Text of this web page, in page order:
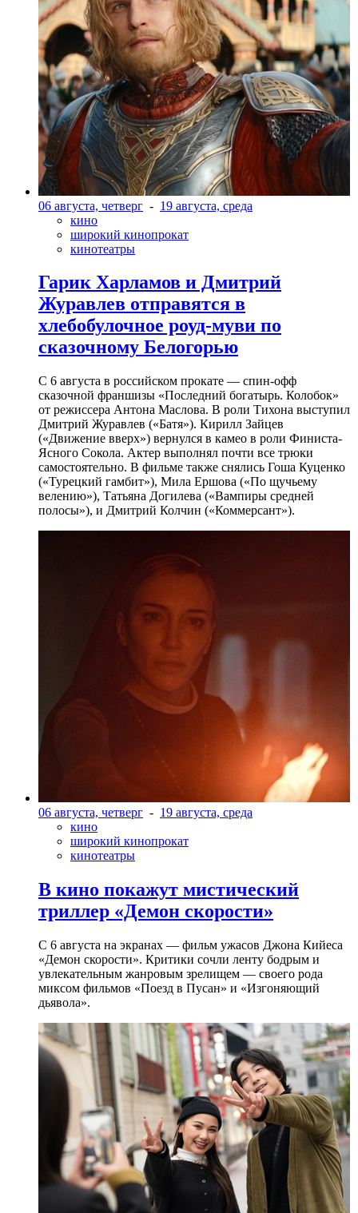
06 августа, четверг - 19 августа, среда
кино
широкий кинопрокат
кинотеатры
Гарик Харламов и Дмитрий
Журавлев отправятся в
хлебобулочное роуд-муви по
сказочному Белогорью
С 6 августа в российском прокате — спин-офф
сказочной франшизы «Последний богатырь. Колобок»
от режиссера Антона Маслова. В роли Тихона выступил
Дмитрий Журавлев («Батя»). Кирилл Зайцев
(«Движение вверх») вернулся в камео в роли Финиста-
Ясного Сокола. Актер выполнял почти все трюки
самостоятельно. В фильме также снялись Гоша Куценко
(«Турецкий гамбит»), Мила Ершова («По щучьему
велению»), Татьяна Догилева («Вампиры средней
полосы»), и Дмитрий Колчин («Коммерсант»).
06 августа, четверг - 19 августа, среда
кино
широкий кинопрокат
кинотеатры
В кино покажут мистический
триллер «Демон скорости»
С 6 августа на экранах — фильм ужасов Джона Кийеса
«Демон скорости». Критики сочли ленту бодрым и
увлекательным жанровым зрелищeм — своего рода
миксом фильмов «Поезд в Пусан» и «Изгоняющий
дьявола».